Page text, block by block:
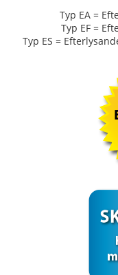
Typ EA =
Typ EF =
Typ ES =